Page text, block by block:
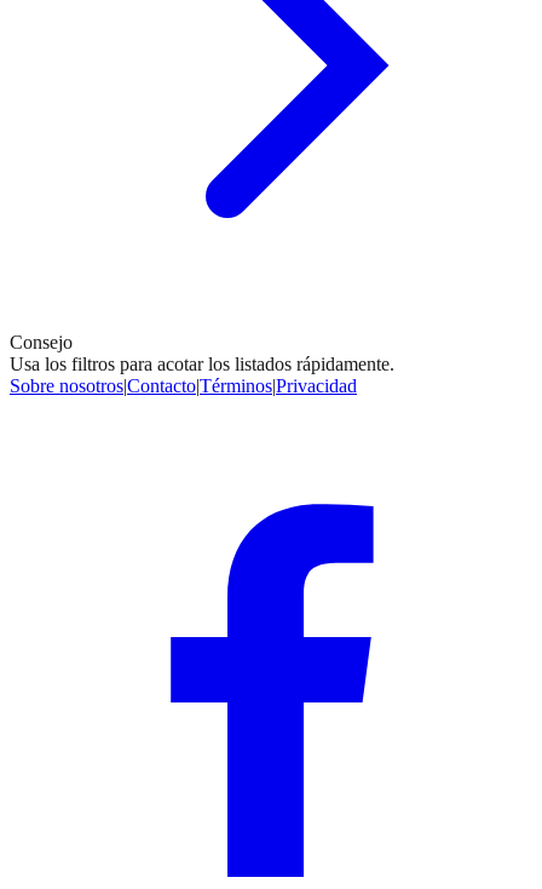
Consejo
Usa los filtros para acotar los listados rápidamente.
Sobre nosotros|Contacto|Términos|Privacidad